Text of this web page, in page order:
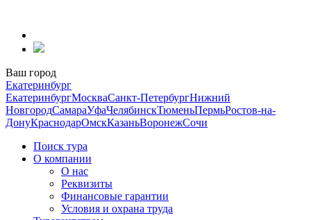
содержанию
Ваш город
Екатеринбург
ЕкатеринбургМоскваСанкт-ПетербургНижний
НовгородСамараУфаЧелябинскТюменьПермьРостов-на-
ДонуКраснодарОмскКазаньВоронежСочи
Поиск тура
О компании
О нас
Реквизиты
Финансовые гарантии
Условия и охрана труда